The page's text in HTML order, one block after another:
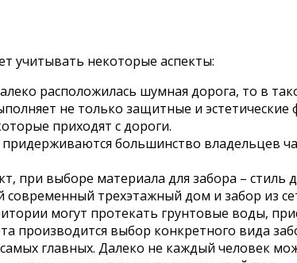
учитывать некоторые аспекты:
расположилась шумная дорога, то в
не только защитные и
приходят с дороги.
большинство владельцев
при выборе материала для забора –
современный трехэтажный дом и забор из
могут протекать грунтовые воды,
производится выбор конкретного вида
главных. Далеко не каждый человек